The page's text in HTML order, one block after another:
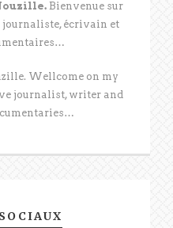
Bienvenue sur
journaliste, écrivain et
Wellcome on my
journalist, writer and